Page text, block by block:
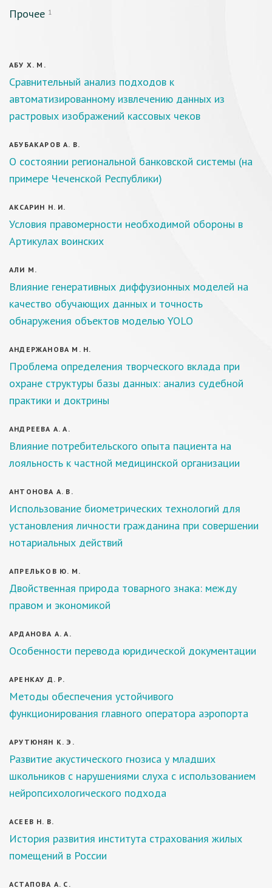
Прочее 1
АБУ Х. М.
Сравнительный анализ подходов к
автоматизированному извлечению данных из
растровых изображений кассовых чеков
АБУБАКАРОВ А. В.
О состоянии региональной банковской системы (на
примере Чеченской Республики)
АКСАРИН Н. И.
Условия правомерности необходимой обороны в
Артикулах воинских
АЛИ М.
Влияние генеративных диффузионных моделей на
качество обучающих данных и точность
обнаружения объектов моделью YOLO
АНДЕРЖАНОВА М. Н.
Проблема определения творческого вклада при
охране структуры базы данных: анализ судебной
практики и доктрины
АНДРЕЕВА А. А.
Влияние потребительского опыта пациента на
лояльность к частной медицинской организации
АНТОНОВА А. В.
Использование биометрических технологий для
установления личности гражданина при совершении
нотариальных действий
АПРЕЛЬКОВ Ю. М.
Двойственная природа товарного знака: между
правом и экономикой
АРДАНОВА А. А.
Особенности перевода юридической документации
АРЕНКАУ Д. Р.
Методы обеспечения устойчивого
функционирования главного оператора аэропорта
АРУТЮНЯН К. Э.
Развитие акустического гнозиса у младших
школьников с нарушениями слуха с использованием
нейропсихологического подхода
АСЕЕВ Н. В.
История развития института страхования жилых
помещений в России
АСТАПОВА А. С.